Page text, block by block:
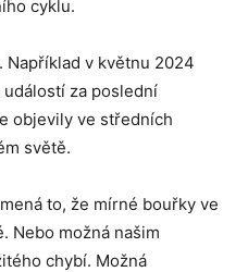
cyklu.
Například v květnu 2024
za poslední
objevily ve středních
světě.
to, že mírné bouřky ve
Nebo možná našim
chybí. Možná